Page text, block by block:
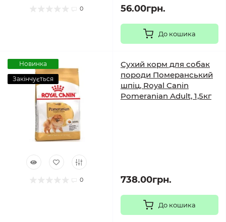
0 56.00грн.
До кошика
Новинка
Закінчується
0
Сухий корм для собак
породи Померанський
шпіц, Royal Canin
Pomeranian Adult, 1,5кг
738.00грн.
До кошика